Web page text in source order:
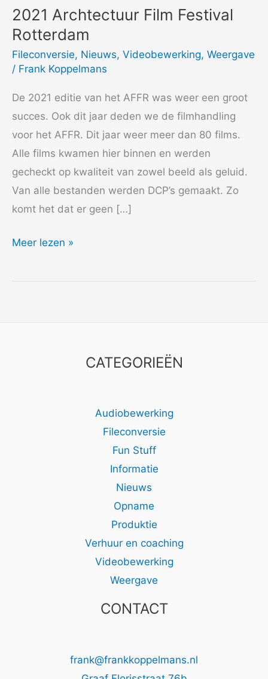
2021 Archtectuur Film Festival
Rotterdam
Fileconversie, Nieuws, Videobewerking, Weergave
/ Frank Koppelmans
De 2021 editie van het AFFR was weer een groot
succes. Ook dit jaar deden we de filmhandling
voor het AFFR. Dit jaar weer meer dan 80 films.
Alle films kwamen hier binnen en werden
gecheckt op kwaliteit van zowel beeld als geluid.
Van alle bestanden werden DCP’s gemaakt. Zo
komt het dat er geen […]
2021
Film
Meer lezen »
CATEGORIEËN
Audiobewerking
Fileconversie
Fun Stuff
Informatie
Nieuws
Opname
Produktie
Verhuur en coaching
Videobewerking
Weergave
CONTACT
frank@frankkoppelmans.nl